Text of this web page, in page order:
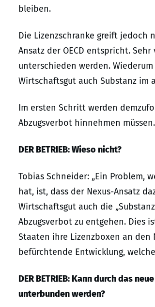
bleiben.
Die Lizenzschranke greift jedoch
Ansatz der OECD entspricht.
unterschieden werden.
Wirtschaftsgut auch Substanz im
Im ersten Schritt werden
Abzugsverbot hinnehmen
DER BETRIEB: Wieso nicht?
Tobias Schneider: „Ein Problem,
hat, ist, dass der Nexus-Ansatz
Wirtschaftsgut auch die
Abzugsverbot zu entgehen. Dies
Staaten ihre Lizenzboxen an den
befürchtende Entwicklung,
DER BETRIEB: Kann durch das
unterbunden werden?